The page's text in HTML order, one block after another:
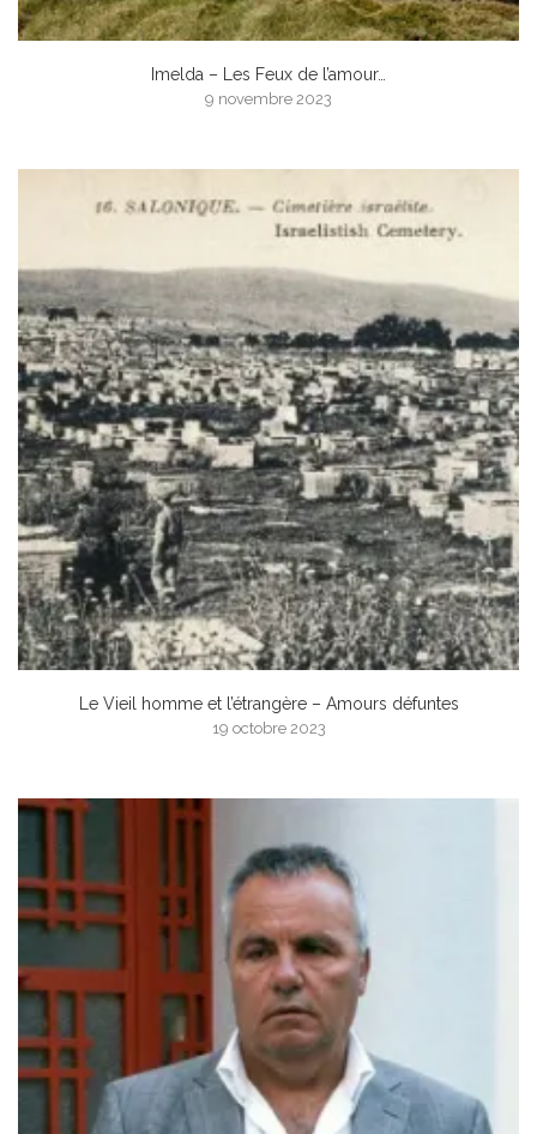
Imelda – Les Feux de l’amour…
9 novembre 2023
Le Vieil homme et l’étrangère – Amours défuntes
19 octobre 2023